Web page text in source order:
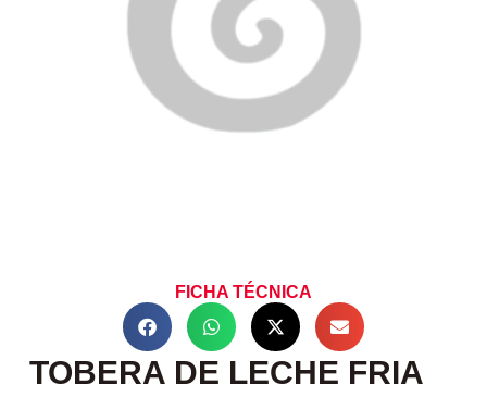
FICHA TÉCNICA
TOBERA DE LECHE FRIA